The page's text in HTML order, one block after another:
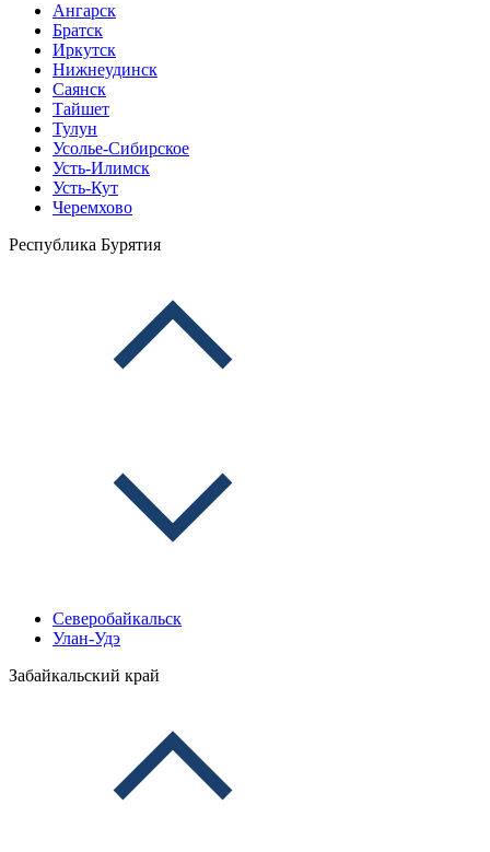
Ангарск
Братск
Иркутск
Нижнеудинск
Саянск
Тайшет
Тулун
Усолье-Сибирское
Усть-Илимск
Усть-Кут
Черемхово
Республика Бурятия
Северобайкальск
Улан-Удэ
Забайкальский край